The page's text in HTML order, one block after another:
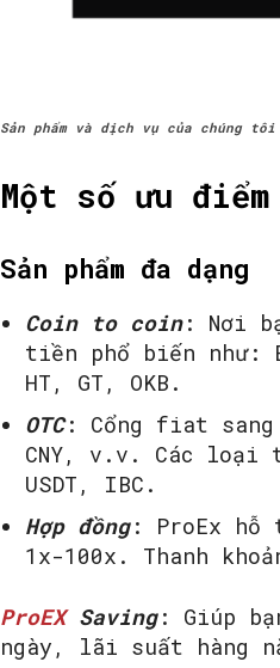
Sản phẩm và dịch vụ của chúng tôi
Một số ưu
Sản phẩm đa dạng
Coin to coin: Nơi
tiền phổ biến như:
HT, GT, OKB.
OTC: Cổng fiat sang
CNY, v.v. Các loại
USDT, IBC.
Hợp đồng: ProEx hỗ
1x-100x. Thanh
ProEXSaving: Giúp
ngày, lãi suất hàng